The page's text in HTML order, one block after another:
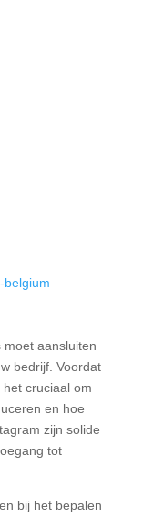
belgium
aansluiten
bedrijf. Voordat
cruciaal om
en hoe
zijn solide
tot
bij het bepalen